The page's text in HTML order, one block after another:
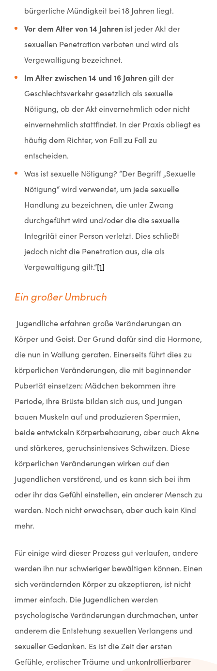
bürgerliche Mündigkeit bei 18 Jahren liegt.
Vor dem Alter von 14 Jahren ist jeder Akt der
sexuellen Penetration verboten und wird als
Vergewaltigung bezeichnet.
Im Alter zwischen 14 und 16 Jahrengilt der
Geschlechtsverkehr gesetzlich als sexuelle
Nötigung, ob der Akt einvernehmlich oder nicht
einvernehmlich stattfindet. In der Praxis obliegt es
häufig dem Richter, von Fall zu Fall zu
entscheiden.
Was ist sexuelle Nötigung? “Der Begriff „Sexuelle
Nötigung“ wird verwendet, um jede sexuelle
Handlung zu bezeichnen, die unter Zwang
durchgeführt wird und/oder die die sexuelle
Integrität einer Person verletzt. Dies schließt
jedoch nicht die Penetration aus, die als
Vergewaltigung gilt.”[1]
Ein großer Umbruch
Jugendliche erfahren große Veränderungen an
Körper und Geist. Der Grund dafür sind die Hormone,
die nun in Wallung geraten. Einerseits führt dies zu
körperlichen Veränderungen, die mit beginnender
Pubertät einsetzen: Mädchen bekommen ihre
Periode, ihre Brüste bilden sich aus, und Jungen
bauen Muskeln auf und produzieren Spermien,
beide entwickeln Körperbehaarung, aber auch Akne
und stärkeres, geruchsintensives Schwitzen. Diese
körperlichen Veränderungen wirken auf den
Jugendlichen verstörend, und es kann sich bei ihm
oder ihr das Gefühl einstellen, ein anderer Mensch zu
werden. Noch nicht erwachsen, aber auch kein Kind
mehr.
Für einige wird dieser Prozess gut verlaufen, andere
werden ihn nur schwieriger bewältigen können. Einen
sich verändernden Körper zu akzeptieren, ist nicht
immer einfach. Die Jugendlichen werden
psychologische Veränderungen durchmachen, unter
anderem die Entstehung sexuellen Verlangens und
sexueller Gedanken. Es ist die Zeit der ersten
Gefühle, erotischer Träume und unkontrollierbarer